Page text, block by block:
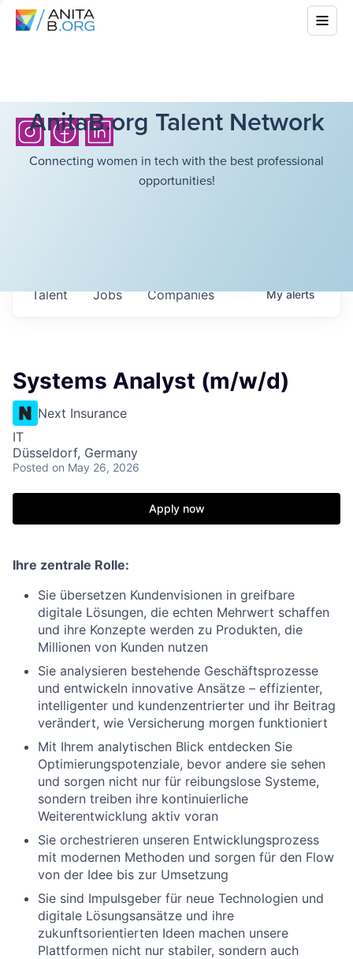
AnitaB.org Talent Network
Connecting women in tech with the best professional
opportunities!
Jobs Companies
Talent Myalerts
Systems Analyst (m/w/d)
Next Insurance
IT
Düsseldorf, Germany
Posted on May 26, 2026
Apply now
Ihre zentrale Rolle:
Sie übersetzen Kundenvisionen in greifbare
digitale Lösungen, die echten Mehrwert schaffen
und ihre Konzepte werden zu Produkten, die
Millionen von Kunden nutzen
Sie analysieren bestehende Geschäftsprozesse
und entwickeln innovative Ansätze – effizienter,
intelligenter und kundenzentrierter und ihr Beitrag
verändert, wie Versicherung morgen funktioniert
Mit Ihrem analytischen Blick entdecken Sie
Optimierungspotenziale, bevor andere sie sehen
und sorgen nicht nur für reibungslose Systeme,
sondern treiben ihre kontinuierliche
Weiterentwicklung aktiv voran
Sie orchestrieren unseren Entwicklungsprozess
mit modernen Methoden und sorgen für den Flow
von der Idee bis zur Umsetzung
Sie sind Impulsgeber für neue Technologien und
digitale Lösungsansätze und ihre
zukunftsorientierten Ideen machen unsere
Plattformen nicht nur stabiler, sondern auch